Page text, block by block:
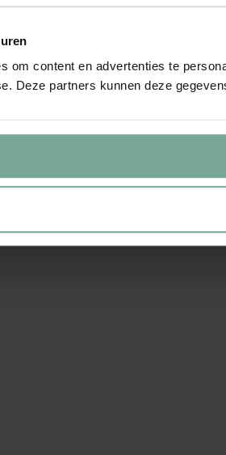
om content en advertenties te
Deze partners kunnen deze